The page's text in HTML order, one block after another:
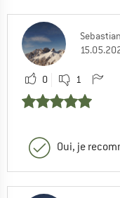
Sebastian
0 1
Oui, je